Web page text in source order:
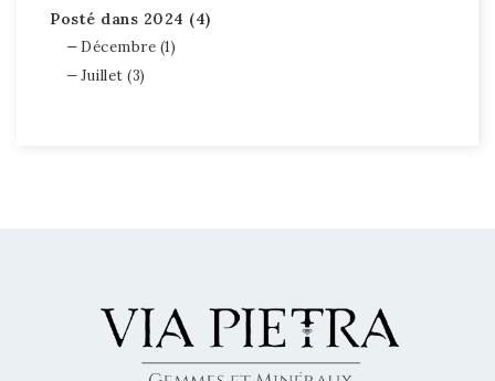
Posté dans 2024 (4)
Décembre (1)
Juillet (3)